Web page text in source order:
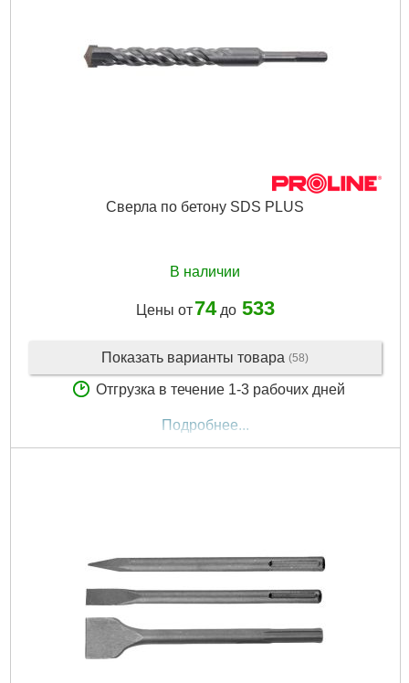
Сверла по бетону SDS PLUS
В наличии
Цены от 74до 533
Показать варианты товара (58)
Отгрузка в течение 1-3 рабочих дней
Подробнее...